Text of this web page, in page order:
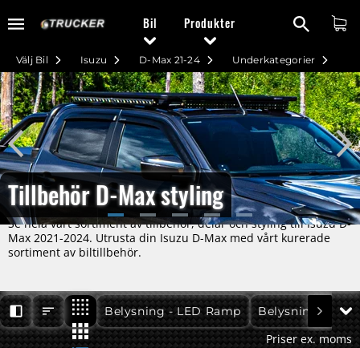
Bil Produkter
Underkategorier
D-Max 21-24
Isuzu
Välj Bil
Tillbehör D-Max styling
Se hela vårt sortiment av tillbehör, delar och styling till Isuzu D-
Max 2021-2024. Utrusta din Isuzu D-Max med vårt kurerade
sortiment av biltillbehör.
D-Max 21-24
Belysning - LED Ramp
D-Max 21-24
Belysning -
Priser ex. moms